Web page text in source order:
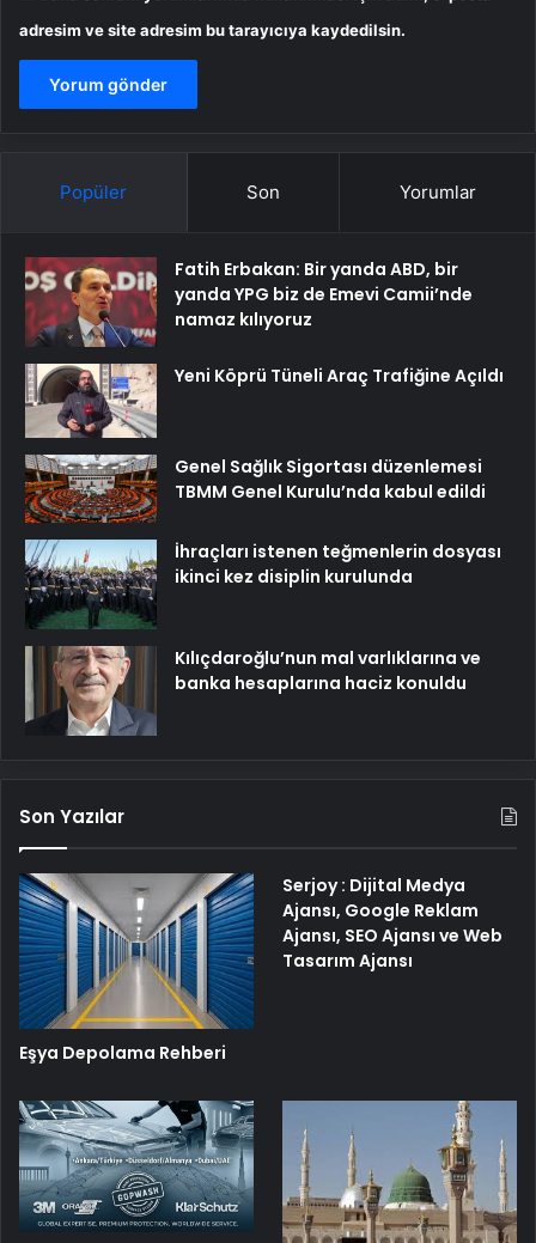
adresim ve site adresim bu tarayıcıya kaydedilsin.
Popüler Son Yorumlar
Fatih Erbakan: Bir yanda ABD, bir
yanda YPG biz de Emevi Camii’nde
namaz kılıyoruz
Yeni Köprü Tüneli Araç Trafiğine Açıldı
Genel Sağlık Sigortası düzenlemesi
TBMM Genel Kurulu’nda kabul edildi
İhraçları istenen teğmenlerin dosyası
ikinci kez disiplin kurulunda
Kılıçdaroğlu’nun mal varlıklarına ve
banka hesaplarına haciz konuldu
Son Yazılar
Eşya Depolama Rehberi
Serjoy : Dijital Medya
Ajansı, Google Reklam
Ajansı, SEO Ajansı ve Web
Tasarım Ajansı